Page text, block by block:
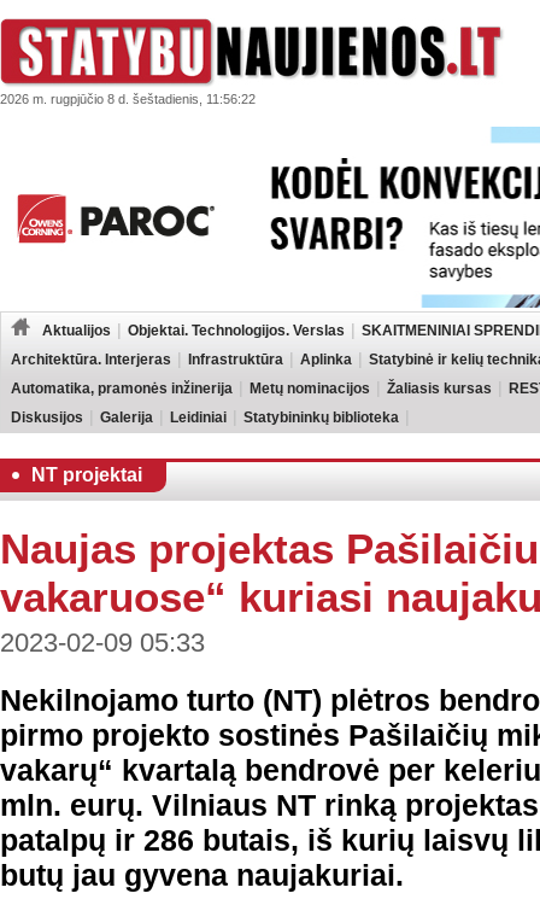
2026 m. rugpjūčio 8 d. šeštadienis, 11:56:22
Aktualijos Objektai. Technologijos. Verslas
SKAITMENINIAI
Architektūra. Interjeras
Infrastruktūra Aplinka
Statybinė ir kelių
Automatika, pramonės inžinerija
Metų nominacijos Žaliasis kursas
Diskusijos
Galerija Leidiniai Statybininkų biblioteka
NT projektai
Naujas projektas
vakaruose“ kuriasi
2023-02-09 05:33
Nekilnojamo turto (NT) plėtros
pirmo projekto sostinės Pašilaičių
vakarų“ kvartalą bendrovė per
mln. eurų. Vilniaus NT rinką
patalpų ir 286 butais, iš kurių laisvų
butų jau gyvena naujakuriai.